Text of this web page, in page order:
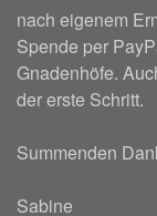
nach eigenem
Spende per
Gnadenhöfe.
der erste Schritt.
Summenden
Sabine